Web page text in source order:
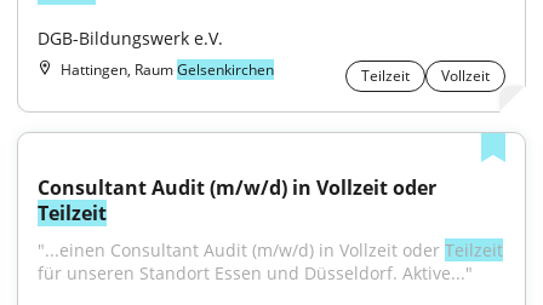
DGB-Bildungswerk e.V.
Hattingen, RaumGelsenkirchen Teilzeit Vollzeit
Teilzeit
"...einen Consultant Audit (m/w/d) in Vollzeit oder Teilzeit
für unseren Standort Essen und Düsseldorf. Aktive..."